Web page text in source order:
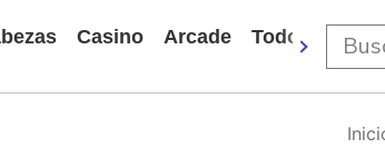
Casino Arcade Todos Los